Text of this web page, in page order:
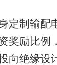
制输配
奖励比例
向绝缘设